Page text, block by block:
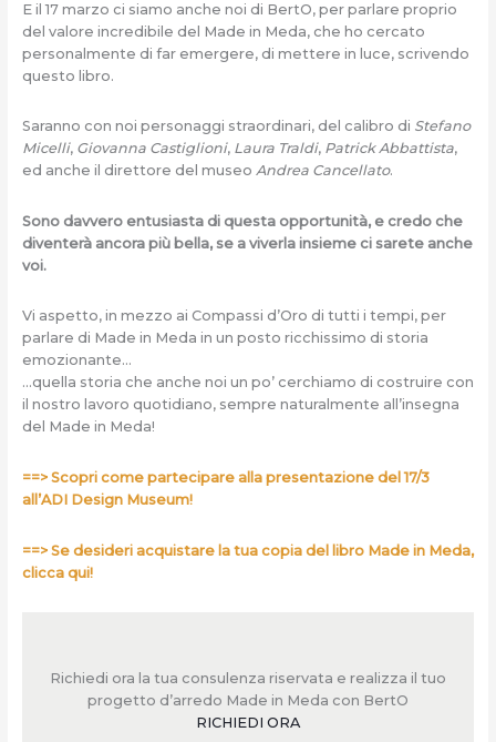
E il 17 marzo ci siamo anche noi di BertO, per parlare proprio
del valore incredibile del Made in Meda, che ho cercato
personalmente di far emergere, di mettere in luce, scrivendo
questo libro.
Saranno con noi personaggi straordinari, del calibro di Stefano
Micelli, Giovanna Castiglioni, Laura Traldi, Patrick Abbattista,
ed anche il direttore del museo Andrea Cancellato.
Sono davvero entusiasta di questa opportunità, e credo che
diventerà ancora più bella, se a viverla insieme ci sarete anche
voi.
Vi aspetto, in mezzo ai Compassi d’Oro di tutti i tempi, per
parlare di Made in Meda in un posto ricchissimo di storia
emozionante…
…quella storia che anche noi un po’ cerchiamo di costruire con
il nostro lavoro quotidiano, sempre naturalmente all’insegna
del Made in Meda!
==> Scopri come partecipare alla presentazione del 17/3
all’ADI Design Museum!
==> Se desideri acquistare la tua copia del libro Made in Meda,
clicca qui!
Richiedi ora la tua consulenza riservata e realizza il tuo
progetto d’arredo Made in Meda con BertO
RICHIEDI ORA